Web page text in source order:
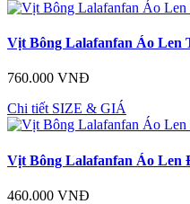
Vịt Bông Lalafanfan Áo Len
760.000 VNĐ
Chi tiết SIZE & GIÁ
Vịt Bông Lalafanfan Áo Len
460.000 VNĐ